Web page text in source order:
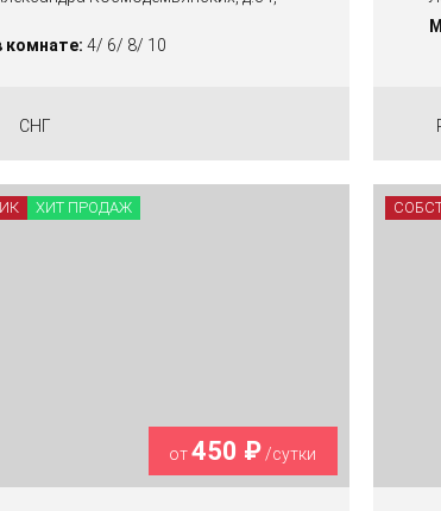
комнате: 4/ 6/ 8/ 10
СНГ
от450 ₽/сутки
ХИТ ПРОДАЖ